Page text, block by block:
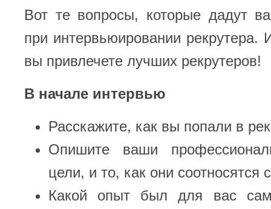
Вот те вопросы, которые дадут
при интервьюировании рекрутера.
вы привлечете лучших рекрутеров!
В начале интервью
Расскажите, как вы попали в
Опишите ваши
цели, и то, как они соотносятся
Какой опыт был для вас